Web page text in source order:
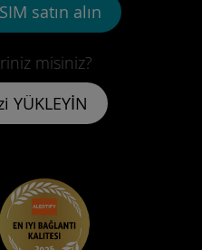
misiniz?
YÜKLEYİN
satın alın